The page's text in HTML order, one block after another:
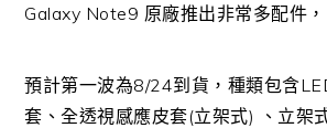
Galaxy Note9 原廠推出非常多配件
預計第一波為8/24到貨，種類包含
套、全透視感應皮套(立架式) 、立架